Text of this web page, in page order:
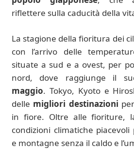
riflettere sulla caducità della
La stagione della fioritura dei
con l’arrivo delle
situate a sud e a ovest, per
nord, dove raggiunge il
maggio. Tokyo, Kyoto e
delle migliori destinazioni
in fiore. Oltre alle fioriture,
condizioni climatiche
e montagne senza il caldo e